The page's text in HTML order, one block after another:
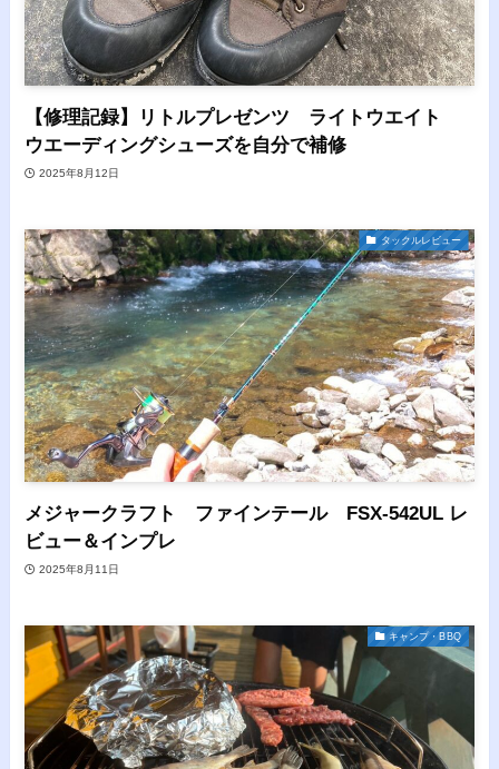
【修理記録】リトルプレゼンツ ライトウエイト
ウエーディングシューズを自分で補修
2025年8月12日
タックルレビュー
メジャークラフト ファインテール FSX-542UL レ
ビュー＆インプレ
2025年8月11日
キャンプ・BBQ